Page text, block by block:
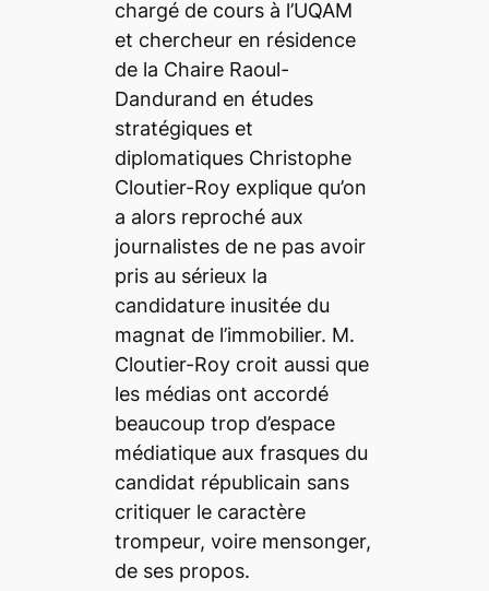
chargé de cours à l’UQAM
et chercheur en résidence
de la Chaire Raoul-
Dandurand en études
stratégiques et
diplomatiques Christophe
Cloutier-Roy explique qu’on
a alors reproché aux
journalistes de ne pas avoir
pris au sérieux la
candidature inusitée du
magnat de l’immobilier. M.
Cloutier-Roy croit aussi que
les médias ont accordé
beaucoup trop d’espace
médiatique aux frasques du
candidat républicain sans
critiquer le caractère
trompeur, voire mensonger,
de ses propos.